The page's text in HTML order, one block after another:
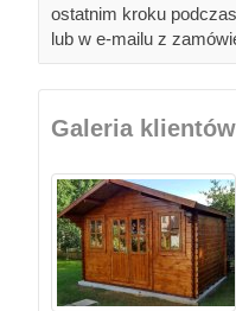
ostatnim kroku
lub w e-mailu z
Galeria